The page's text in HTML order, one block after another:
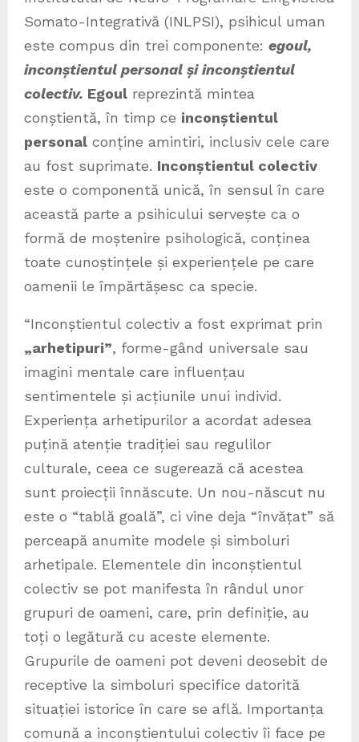
Somato-Integrativă (INLPSI), psihicul uman
este compus din trei componente: egoul,
inconștientul personal și inconștientul
colectiv. Egoul reprezintă mintea
conștientă, în timp ce inconștientul
personal conține amintiri, inclusiv cele care
au fost suprimate. Inconștientul colectiv
este o componentă unică, în sensul în care
această parte a psihicului servește ca o
formă de moștenire psihologică, conținea
toate cunoștințele și experiențele pe care
oamenii le împărtășesc ca specie.
“Inconștientul colectiv a fost exprimat prin
„arhetipuri”, forme-gând universale sau
imagini mentale care influențau
sentimentele și acțiunile unui individ.
Experiența arhetipurilor a acordat adesea
puțină atenție tradiției sau regulilor
culturale, ceea ce sugerează că acestea
sunt proiecții înnăscute. Un nou-născut nu
este o “tablă goală”, ci vine deja “învățat” să
perceapă anumite modele și simboluri
arhetipale. Elementele din inconștientul
colectiv se pot manifesta în rândul unor
grupuri de oameni, care, prin definiție, au
toți o legătură cu aceste elemente.
Grupurile de oameni pot deveni deosebit de
receptive la simboluri specifice datorită
situației istorice în care se află. Importanța
comună a inconștientului colectiv îi face pe